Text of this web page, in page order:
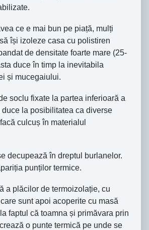
ce e mai bun pe piață, mulți
își izoleze casa cu polistiren
de densitate foarte mare (25-
duce în timp la inevitabila
și mucegaiului.
soclu fixate la partea inferioară a
la posibilitatea ca diverse
culcuș în materialul
decupează în dreptul burlanelor.
punților termice.
a plăcilor de termoizolație, cu
sunt apoi acoperite cu masă
faptul că toamna și primăvara prin
o punte termică pe unde se